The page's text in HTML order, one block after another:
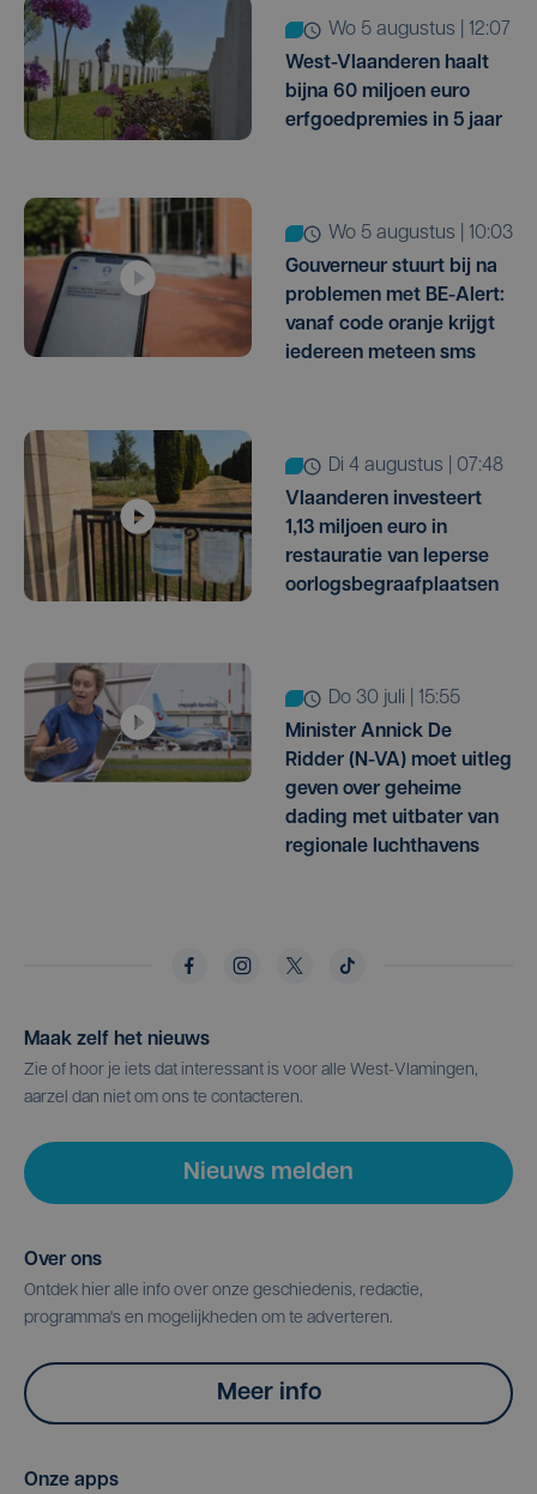
wo 5 augustus | 12:07
West-Vlaanderen haalt
bijna 60 miljoen euro
erfgoedpremies in 5 jaar
wo 5 augustus | 10:03
Gouverneur stuurt bij na
problemen met BE-Alert:
vanaf code oranje krijgt
iedereen meteen sms
di 4 augustus | 07:48
Vlaanderen investeert
1,13 miljoen euro in
restauratie van Ieperse
oorlogsbegraafplaatsen
do 30 juli | 15:55
Minister Annick De
Ridder (N-VA) moet uitleg
geven over geheime
dading met uitbater van
regionale luchthavens
Maak zelf het nieuws
Zie of hoor je iets dat interessant is voor alle West-Vlamingen,
aarzel dan niet om ons te contacteren.
Nieuws melden
Over ons
Ontdek hier alle info over onze geschiedenis, redactie,
programma's en mogelijkheden om te adverteren.
Meer info
Onze apps